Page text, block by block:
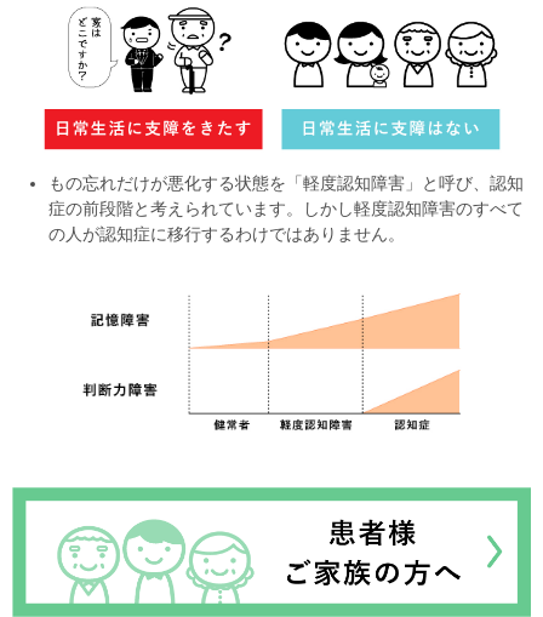
もの忘れだけが悪化する状態を「軽度認知障害」と呼び、認知
症の前段階と考えられています。しかし軽度認知障害のすべて
の人が認知症に移行するわけではありません。